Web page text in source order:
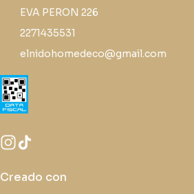
EVA PERON 226
2271435531
elnidohomedeco@gmail.com
Creado con